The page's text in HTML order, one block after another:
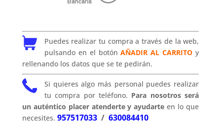
Puedes realizar tu compra a través de la web,
pulsando en el botónAÑADIR AL CARRITO y
rellenando los datos que se te pedirán.
Si quieres algo más personal puedes realizar
tu compra por teléfono. Para nosotros será
un auténtico placer atenderte y ayudarte en lo que
necesites. 957517033/ 630084410